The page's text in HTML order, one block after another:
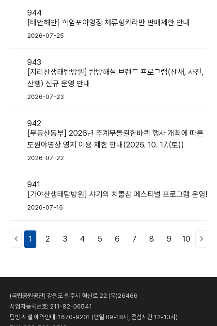
944
[태안해안] 학암포야영장 체류형카라반 판매제한 안내
2026-07-25
943
[지리산생태탐방원] 탐방해설 브랜드 프로그램(산새, 사진,
산행) 신규 운영 안내
2026-07-23
942
[무등산동부] 2026년 추계무돌길한바퀴 행사 개최에 따른
도원야영장 영지 이용 제한 안내(2026. 10. 17.(토))
2026-07-22
941
[가야산생태탐방원] 샤기의 치콜참 페스티벌 프로그램 운영!
2026-07-16
1 2 3 4 5 6 7 8 9 10
(국립공원공단) 강원도 원주시 혁신로 22 (우)26466
사업자등록번호: 211-82-06541
탐방·시설 예약안내: 1670-9201 (평일 09-18시, 점심시간 12-13시)